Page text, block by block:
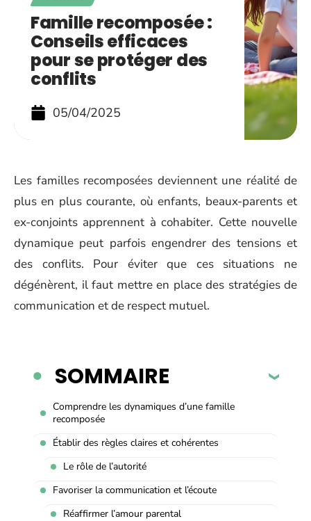
Famille recomposée :
Conseils efficaces
pour se protéger des
conflits
05/04/2025
Les familles recomposées deviennent une réalité de
plus en plus courante, où enfants, beaux-parents et
ex-conjoints apprennent à cohabiter. Cette nouvelle
dynamique peut parfois engendrer des tensions et
des conflits. Pour éviter que ces situations ne
dégénèrent, il faut mettre en place des stratégies de
communication et de respect mutuel.
SOMMAIRE
Comprendre les dynamiques d’une famille
recomposée
Établir des règles claires et cohérentes
Le rôle de l’autorité
Favoriser la communication et l’écoute
Réaffirmer l’amour parental